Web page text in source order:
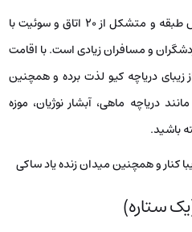
هتل ارشیا خرم آباد ساختمانی شش طبقه و متشکل از ۲۰ اتاق و سوئیت با
و مسافران زیادی است. با اقامت
زیبای دریاچه کیو لذت برده و همچنین
دریاچه ماهی، آبشار نوژیان، موزه
باشید.
کنار و همچنین میدان زنده یاد ساکی
ستاره)